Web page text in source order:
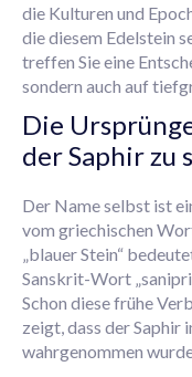
die Kulturen und
die diesem Edelstein
treffen Sie eine
sondern auch auf
Die
der Saphir zu
Der Name selbst ist
vom griechischen
„blauer Stein“
Sanskrit-Wort
Schon diese frühe
zeigt, dass der Saphir
wahrgenommen